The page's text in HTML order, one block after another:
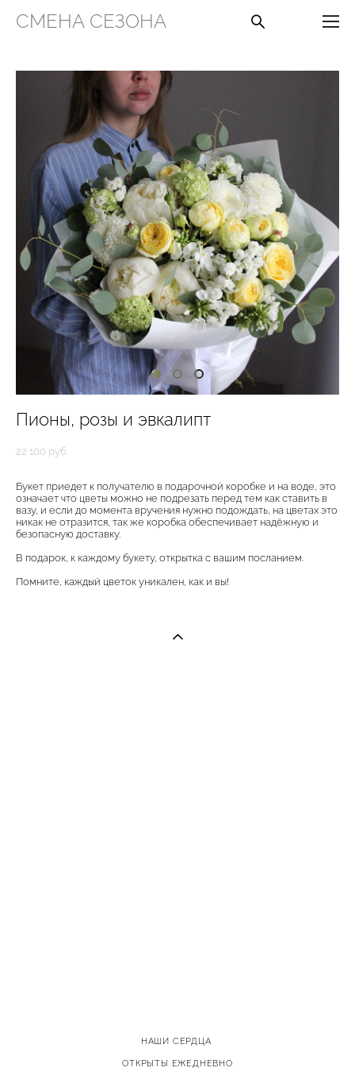
СМЕНА СЕЗОНА
Пионы, розы и эвкалипт
22 100 pуб.
Букет приедет к получателю в подарочной коробке и на воде, это
означает что цветы можно не подрезать перед тем как ставить в
вазу, и если до момента вручения нужно подождать, на цветах это
никак не отразится, так же коробка обеспечивает надёжную и
безопасную доставку.
В подарок, к каждому букету, открытка с вашим посланием.
Помните, каждый цветок уникален, как и вы!
НАШИ СЕРДЦА
ОТКРЫТЫ ЕЖЕДНЕВНО